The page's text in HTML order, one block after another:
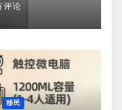
评论
移民